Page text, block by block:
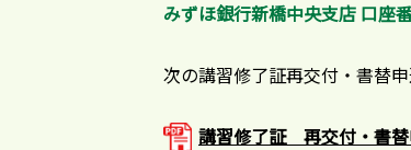
みずほ銀行新橋中央支店 口座
次の講習修了証再交付・書替
講習修了証 再交付・書